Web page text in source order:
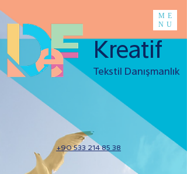
ME
NU
Kreatif
Tekstil Danışmanlık
+90 533 214 85 38